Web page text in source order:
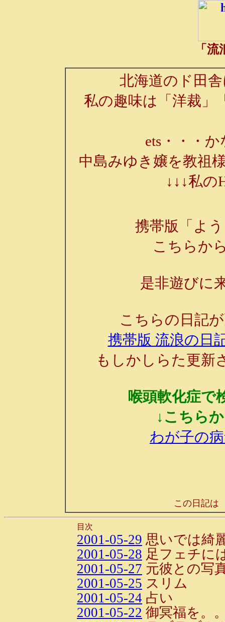
「
北海道のド田
私の趣味は「洋裁」
ets・・・
中島みゆき嬢を教祖
↓↓↓私の
携帯版「よ
こちらか
是非遊びに
こちらの日記
携帯版 流浪の日
もしかしらた更新
喉頭軟化症で
↓こちら
わが子の
この日記は
目次
2001-05-29 思いでは綺
2001-05-28 足フェチに
2001-05-27 元彼との写
2001-05-25 スリム
2001-05-24 占い
2001-05-22 御冥福を。